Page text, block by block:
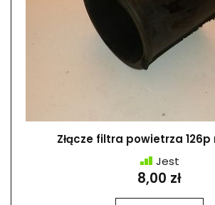
Złącze filtra powietrza 126p
Jest
8,00 zł